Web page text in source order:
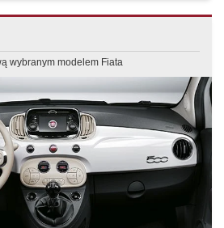
wybranym modelem Fiata